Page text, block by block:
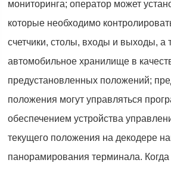
мониторинга; оператор может
которые необходимо
счетчики, столы, входы и выходы, а
автомобильное хранилище в
предустановленных положений;
положения могут управляться
обеспечением устройства
текущего положения на декодере
панорамирования терминала.